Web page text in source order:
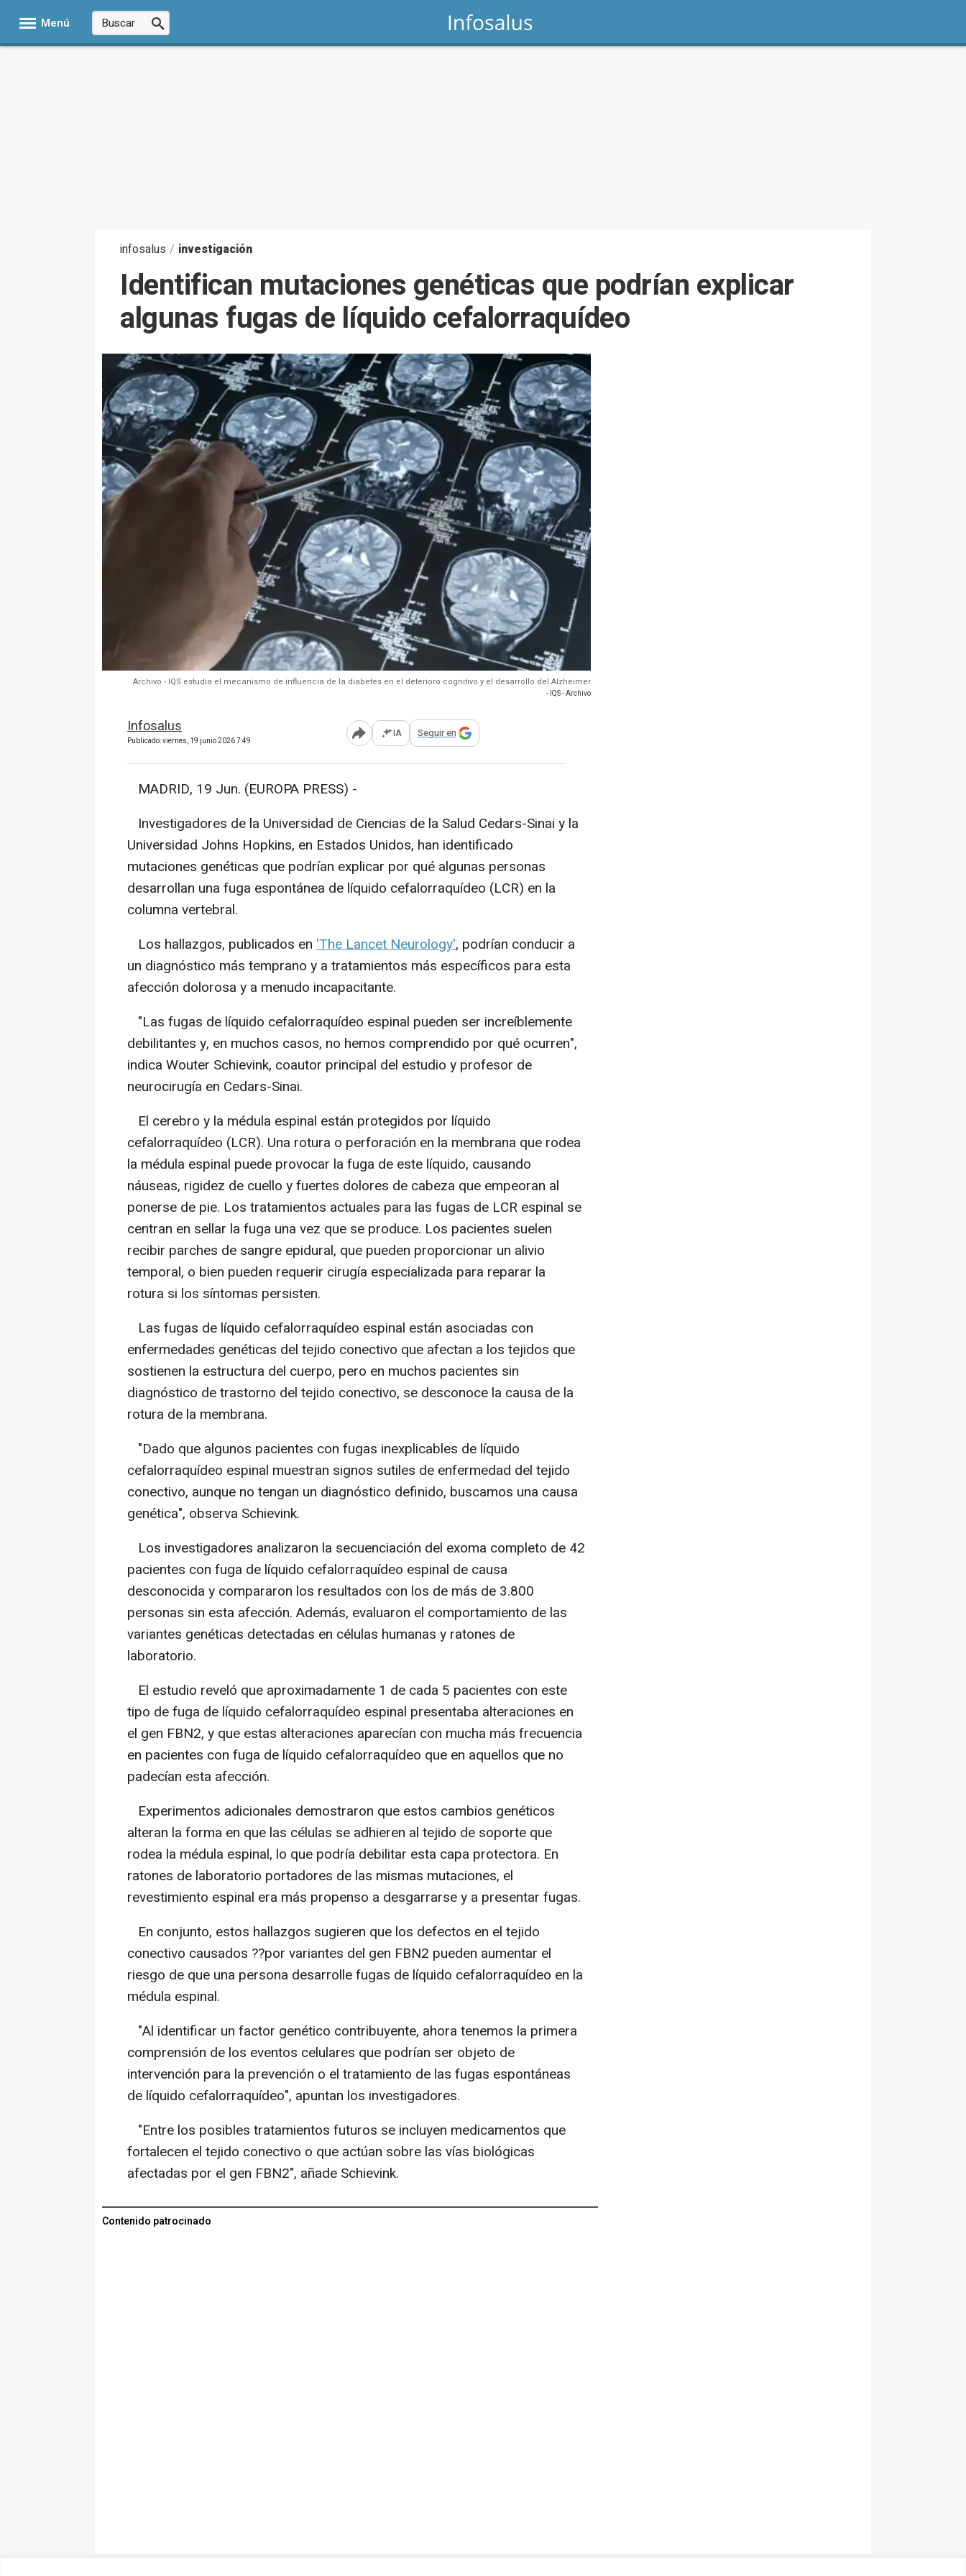
Menú
infosalus / investigación
Identifican mutaciones genéticas que podrían explicar
algunas fugas de líquido cefalorraquídeo
Archivo - IQS estudia el mecanismo de influencia de la diabetes en el deterioro cognitivo y el desarrollo del Alzheimer
- IQS - Archivo
Infosalus
Publicado: viernes, 19 junio 2026 7:49 Abrir opciones para compartir
IA Seguir en
MADRID, 19 Jun. (EUROPA PRESS) -
Investigadores de la Universidad de Ciencias de la Salud Cedars-Sinai y la
Universidad Johns Hopkins, en Estados Unidos, han identificado
mutaciones genéticas que podrían explicar por qué algunas personas
desarrollan una fuga espontánea de líquido cefalorraquídeo (LCR) en la
columna vertebral.
Los hallazgos, publicados en 'The Lancet Neurology', podrían conducir a
un diagnóstico más temprano y a tratamientos más específicos para esta
afección dolorosa y a menudo incapacitante.
"Las fugas de líquido cefalorraquídeo espinal pueden ser increíblemente
debilitantes y, en muchos casos, no hemos comprendido por qué ocurren",
indica Wouter Schievink, coautor principal del estudio y profesor de
neurocirugía en Cedars-Sinai.
El cerebro y la médula espinal están protegidos por líquido
cefalorraquídeo (LCR). Una rotura o perforación en la membrana que rodea
la médula espinal puede provocar la fuga de este líquido, causando
náuseas, rigidez de cuello y fuertes dolores de cabeza que empeoran al
ponerse de pie. Los tratamientos actuales para las fugas de LCR espinal se
centran en sellar la fuga una vez que se produce. Los pacientes suelen
recibir parches de sangre epidural, que pueden proporcionar un alivio
temporal, o bien pueden requerir cirugía especializada para reparar la
rotura si los síntomas persisten.
Las fugas de líquido cefalorraquídeo espinal están asociadas con
enfermedades genéticas del tejido conectivo que afectan a los tejidos que
sostienen la estructura del cuerpo, pero en muchos pacientes sin
diagnóstico de trastorno del tejido conectivo, se desconoce la causa de la
rotura de la membrana.
"Dado que algunos pacientes con fugas inexplicables de líquido
cefalorraquídeo espinal muestran signos sutiles de enfermedad del tejido
conectivo, aunque no tengan un diagnóstico definido, buscamos una causa
genética", observa Schievink.
Los investigadores analizaron la secuenciación del exoma completo de 42
pacientes con fuga de líquido cefalorraquídeo espinal de causa
desconocida y compararon los resultados con los de más de 3.800
personas sin esta afección. Además, evaluaron el comportamiento de las
variantes genéticas detectadas en células humanas y ratones de
laboratorio.
El estudio reveló que aproximadamente 1 de cada 5 pacientes con este
tipo de fuga de líquido cefalorraquídeo espinal presentaba alteraciones en
el gen FBN2, y que estas alteraciones aparecían con mucha más frecuencia
en pacientes con fuga de líquido cefalorraquídeo que en aquellos que no
padecían esta afección.
Experimentos adicionales demostraron que estos cambios genéticos
alteran la forma en que las células se adhieren al tejido de soporte que
rodea la médula espinal, lo que podría debilitar esta capa protectora. En
ratones de laboratorio portadores de las mismas mutaciones, el
revestimiento espinal era más propenso a desgarrarse y a presentar fugas.
En conjunto, estos hallazgos sugieren que los defectos en el tejido
conectivo causados ??por variantes del gen FBN2 pueden aumentar el
riesgo de que una persona desarrolle fugas de líquido cefalorraquídeo en la
médula espinal.
"Al identificar un factor genético contribuyente, ahora tenemos la primera
comprensión de los eventos celulares que podrían ser objeto de
intervención para la prevención o el tratamiento de las fugas espontáneas
de líquido cefalorraquídeo", apuntan los investigadores.
"Entre los posibles tratamientos futuros se incluyen medicamentos que
fortalecen el tejido conectivo o que actúan sobre las vías biológicas
afectadas por el gen FBN2", añade Schievink.
Contenido patrocinado